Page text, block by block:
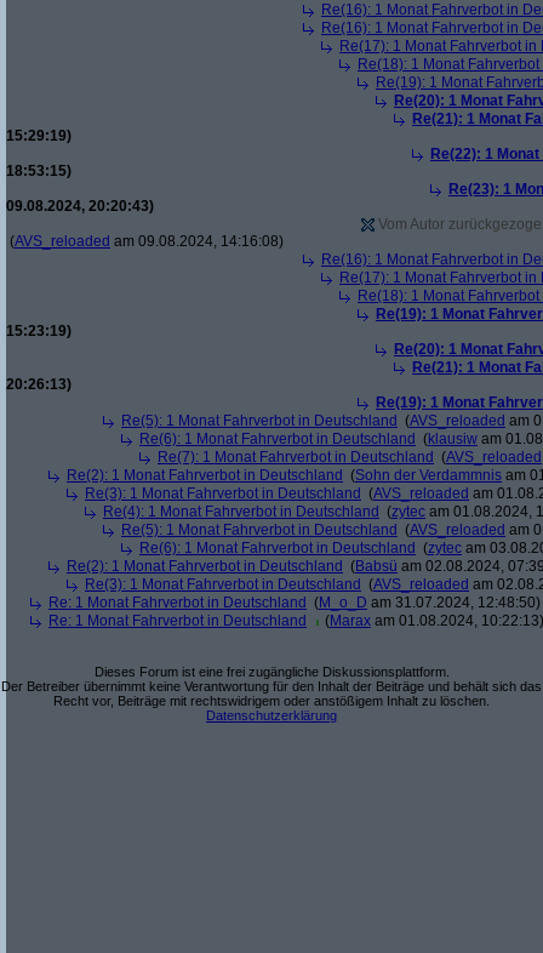
Re(16): 1 Monat Fahrverbot in
Re(16): 1 Monat Fahrverbot in
Re(17): 1 Monat Fahrverbot in
Re(18): 1 Monat
Re(19): 1 Monat
Re(20): 1 Monat
Re(21): 1 Monat
15:29:19)
Re(22): 1
18:53:15)
Re(23): 1
09.08.2024, 20:20:43)
Vom Autor
(AVS_reloaded am 09.08.2024, 14:16:08)
Re(16): 1 Monat Fahrverbot in
Re(17): 1 Monat Fahrverbot in
Re(18): 1 Monat
Re(19): 1 Monat
15:23:19)
Re(20): 1 Monat
Re(21): 1 Monat
20:26:13)
Re(19): 1 Monat
Re(5): 1 Monat Fahrverbot in Deutschland (AVS_reloaded am
Re(6): 1 Monat Fahrverbot in Deutschland (klausiw am
Re(7): 1 Monat Fahrverbot in Deutschland (AVS_reloaded
Re(2): 1 Monat Fahrverbot in Deutschland (Sohn der Verdammnis am
Re(3): 1 Monat Fahrverbot in Deutschland (AVS_reloaded am
Re(4): 1 Monat Fahrverbot in Deutschland (zytec am 01.08.2024,
Re(5): 1 Monat Fahrverbot in Deutschland (AVS_reloaded am
Re(6): 1 Monat Fahrverbot in Deutschland (zytec am
Re(2): 1 Monat Fahrverbot in Deutschland (Babsü am 02.08.2024,
Re(3): 1 Monat Fahrverbot in Deutschland (AVS_reloaded am
Re: 1 Monat Fahrverbot in Deutschland (M_o_D am 31.07.2024, 12:48:50)
Re: 1 Monat Fahrverbot in Deutschland
(Marax am 01.08.2024, 10:22:13)
Dieses Forum ist eine frei zugängliche Diskussionsplattform.
Der Betreiber übernimmt keine Verantwortung für den Inhalt der Beiträge und behält sich das
Recht vor, Beiträge mit rechtswidrigem oder anstößigem Inhalt zu löschen.
Datenschutzerklärung